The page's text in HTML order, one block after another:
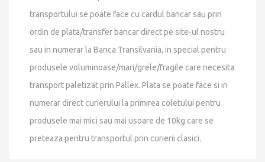
transportului se poate face cu cardul bancar sau prin
ordin de plata/transfer bancar direct pe site-ul nostru
sau in numerar la Banca Transilvania, in special pentru
produsele voluminoase/mari/grele/fragile care necesita
transport paletizat prin Pallex. Plata se poate face si in
numerar direct curierului la primirea coletului pentru
produsele mai mici sau mai usoare de 10kg care se
preteaza pentru transportul prin curierii clasici.